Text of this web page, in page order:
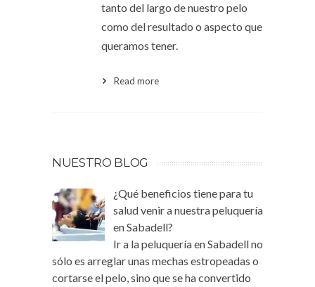
tanto del largo de nuestro pelo
como del resultado o aspecto que
queramos tener.
Read more
NUESTRO BLOG
¿Qué beneficios tiene para tu
salud venir a nuestra peluquería
en Sabadell?
Ir a la peluquería en Sabadell no
sólo es arreglar unas mechas estropeadas o
cortarse el pelo, sino que se ha convertido